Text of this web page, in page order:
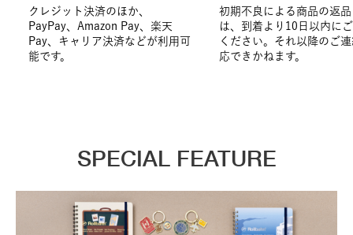
クレジット決済のほか、
PayPay、Amazon Pay、楽天
Pay、キャリア決済などが利用可
能です。
初期不良による商品の返
は、到着より10日以内に
ください。それ以降のご
応できかねます。
SPECIAL FEATURE